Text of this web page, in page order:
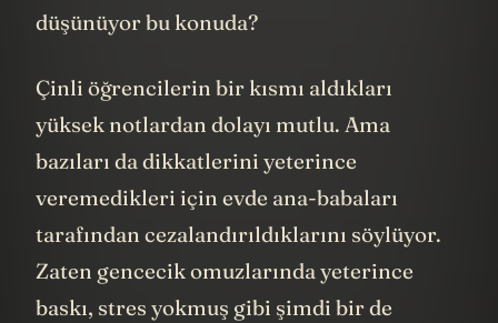
düşünüyor bu konuda?
Çinli öğrencilerin bir kısmı aldıkları
yüksek notlardan dolayı mutlu. Ama
bazıları da dikkatlerini yeterince
veremedikleri için evde ana-babaları
tarafından cezalandırıldıklarını söylüyor.
Zaten gencecik omuzlarında yeterince
baskı, stres yokmuş gibi şimdi bir de